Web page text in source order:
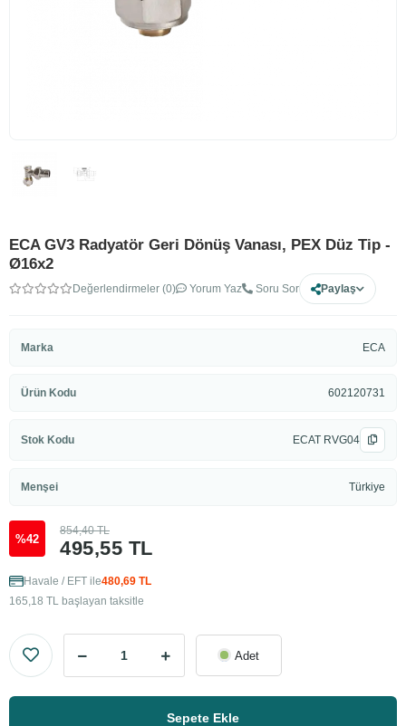
ECA GV3 Radyatör Geri Dönüş Vanası, PEX Düz Tip -
Ø16x2
Değerlendirmeler (0) Yorum Yaz Soru Sor Paylaş
Marka ECA
Ürün Kodu 602120731
Stok Kodu ECAT RVG04
Menşei Türkiye
%42 495,55 TL
854,40 TL
Havale / EFT ile480,69 TL
165,18 TL başlayan taksitle
Adet
Sepete Ekle